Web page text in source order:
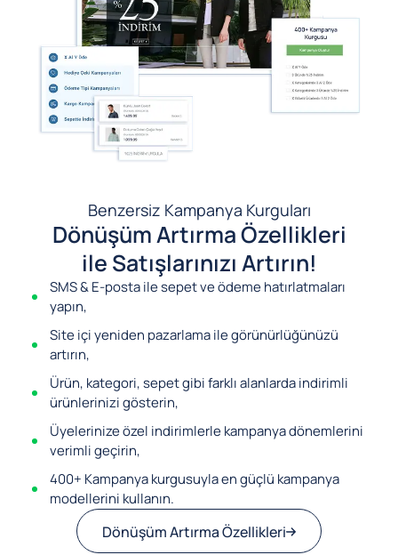
Benzersiz Kampanya Kurguları
Dönüşüm Artırma Özellikleri
ile Satışlarınızı Artırın!
SMS & E-posta ile sepet ve ödeme hatırlatmaları
yapın,
Site içi yeniden pazarlama ile görünürlüğünüzü
artırın,
Ürün, kategori, sepet gibi farklı alanlarda indirimli
ürünlerinizi gösterin,
Üyelerinize özel indirimlerle kampanya dönemlerini
verimli geçirin,
400+ Kampanya kurgusuyla en güçlü kampanya
modellerini kullanın.
Dönüşüm Artırma Özellikleri